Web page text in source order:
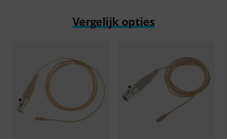
Vergelijk opties